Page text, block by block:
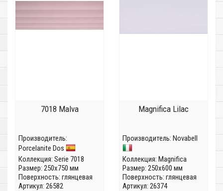
7018 Malva
Производитель:
Porcelanite Dos
Коллекция: Serie 7018
Размер: 250x750 мм
Поверхность: глянцевая
Артикул: 26582
Magnifica Lilac
Производитель: Novabell
Коллекция: Magnifica
Размер: 250x600 мм
Поверхность: глянцевая
Артикул: 26374